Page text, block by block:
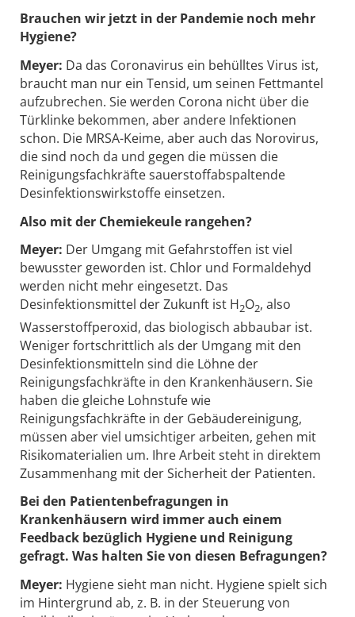
Brauchen wir jetzt in der Pandemie noch mehr
Hygiene?
Meyer: Da das Coronavirus ein behülltes Virus ist,
braucht man nur ein Tensid, um seinen Fettmantel
aufzubrechen. Sie werden Corona nicht über die
Türklinke bekommen, aber andere Infektionen
schon. Die MRSA-Keime, aber auch das Norovirus,
die sind noch da und gegen die müssen die
Reinigungsfachkräfte sauerstoffabspaltende
Desinfektionswirkstoffe einsetzen.
Also mit der Chemiekeule rangehen?
Meyer: Der Umgang mit Gefahrstoffen ist viel
bewusster geworden ist. Chlor und Formaldehyd
werden nicht mehr eingesetzt. Das
Desinfektionsmittel der Zukunft ist H2O2, also
Wasserstoffperoxid, das biologisch abbaubar ist.
Weniger fortschrittlich als der Umgang mit den
Desinfektionsmitteln sind die Löhne der
Reinigungsfachkräfte in den Krankenhäusern. Sie
haben die gleiche Lohnstufe wie
Reinigungsfachkräfte in der Gebäudereinigung,
müssen aber viel umsichtiger arbeiten, gehen mit
Risikomaterialien um. Ihre Arbeit steht in direktem
Zusammenhang mit der Sicherheit der Patienten.
Bei den Patientenbefragungen in
Krankenhäusern wird immer auch einem
Feedback bezüglich Hygiene und Reinigung
gefragt. Was halten Sie von diesen Befragungen?
Meyer: Hygiene sieht man nicht. Hygiene spielt sich
im Hintergrund ab, z. B. in der Steuerung von